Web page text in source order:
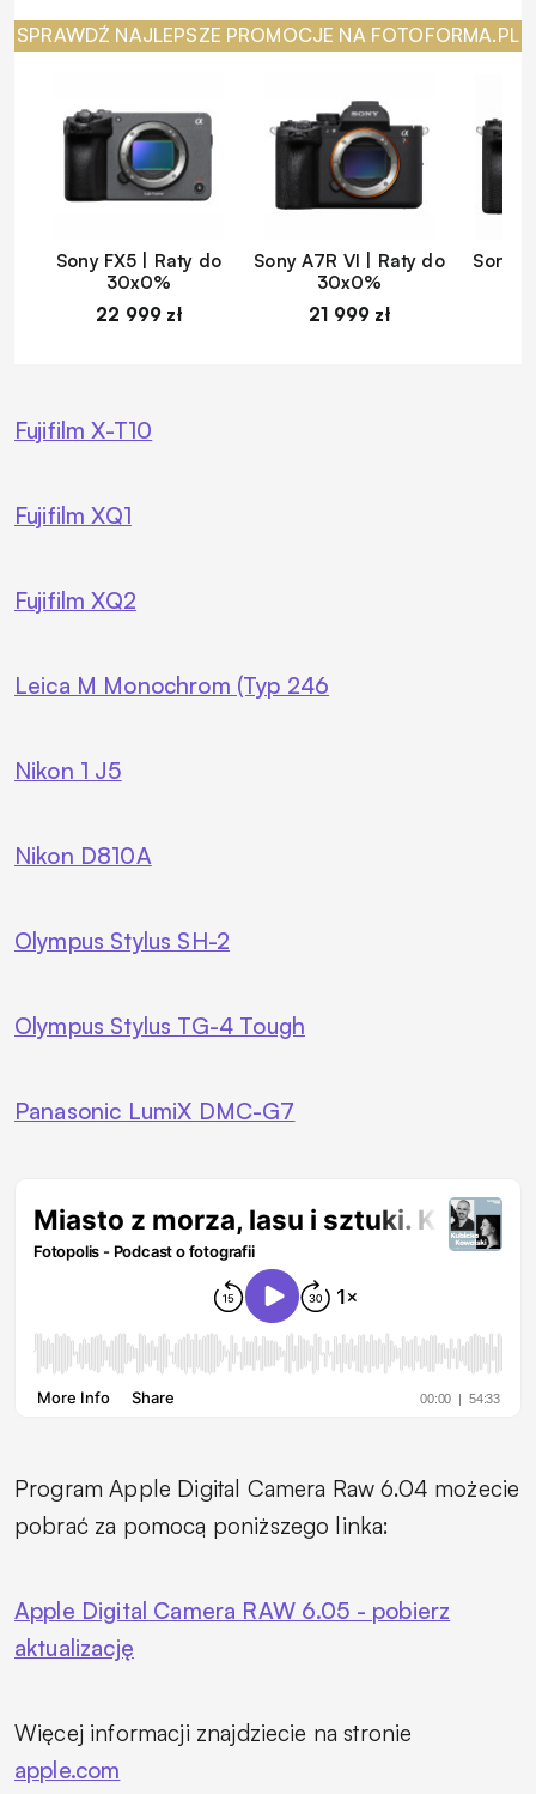
SPRAWDŹ NAJLEPSZE PROMOCJE NA FOTOFORMA.PL
Sony FX5 | Raty do
30x0%
22 999 zł
Sony A7R VI | Raty do
30x0%
21 999 zł
Sony
Fujifilm X-T10
Fujifilm XQ1
Fujifilm XQ2
Leica M Monochrom (Typ 246
Nikon 1 J5
Nikon D810A
Olympus Stylus SH-2
Olympus Stylus TG-4 Tough
Panasonic LumiX DMC-G7
Program Apple Digital Camera Raw 6.04 możecie
pobrać za pomocą poniższego linka:
Apple Digital Camera RAW 6.05 - pobierz
aktualizację
Więcej informacji znajdziecie na stronie
apple.com